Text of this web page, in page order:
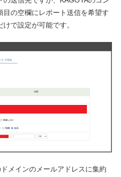
目の空欄にレポート送信を希望す
で設定が可能です。
メインのメールアドレスに集約